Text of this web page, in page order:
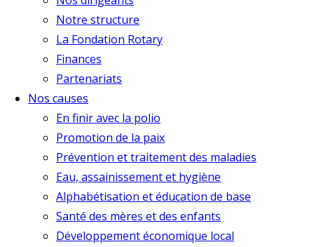
Notre structure
La Fondation Rotary
Finances
Partenariats
Nos causes
En finir avec la polio
Promotion de la paix
Prévention et traitement des maladies
Eau, assainissement et hygiène
Alphabétisation et éducation de base
Santé des mères et des enfants
Développement économique local